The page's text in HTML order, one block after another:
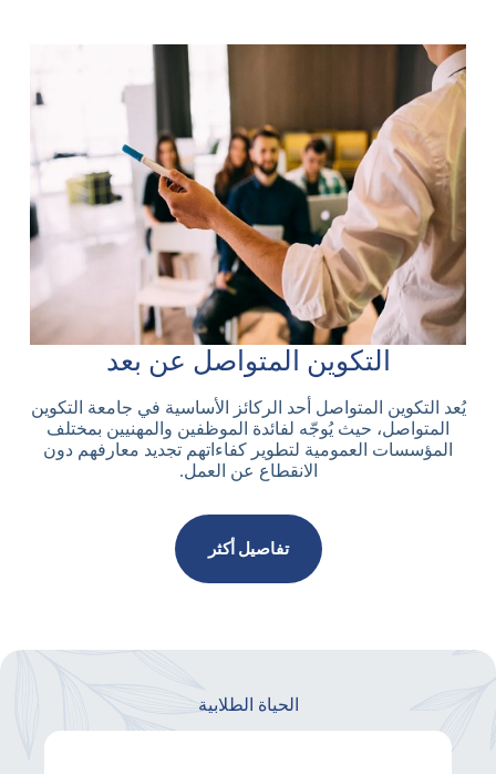
التكوين المتواصل عن بعد
يُعد التكوين المتواصل أحد الركائز الأساسية في جامعة التكوين
المتواصل، حيث يُوجّه لفائدة الموظفين والمهنيين بمختلف
المؤسسات العمومية لتطوير كفاءاتهم تجديد معارفهم دون
الانقطاع عن العمل.
تفاصيل أكثر
الحياة الطلابية